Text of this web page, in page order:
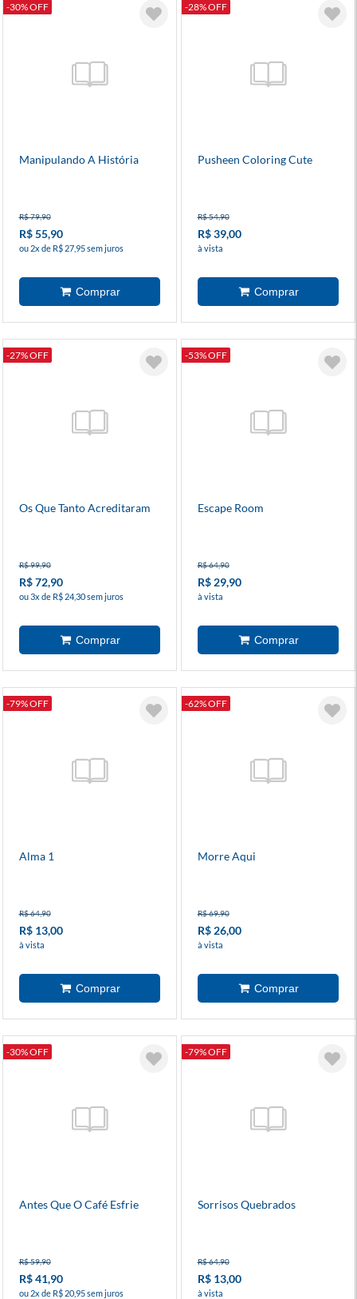
-30% OFF
Manipulando A História
R$ 79,90
R$ 55,90
ou 2x de R$ 27,95 sem juros
-28% OFF
Pusheen Coloring Cute
R$ 54,90
R$ 39,00
à vista
-27% OFF
Os Que Tanto Acreditaram
R$ 99,90
R$ 72,90
ou 3x de R$ 24,30 sem juros
-53% OFF
Escape Room
R$ 64,90
R$ 29,90
à vista
-79% OFF
Alma 1
R$ 64,90
R$ 13,00
à vista
-62% OFF
Morre Aqui
R$ 69,90
R$ 26,00
à vista
-30% OFF
Antes Que O Café Esfrie
R$ 59,90
R$ 41,90
ou 2x de R$ 20,95 sem juros
-79% OFF
Sorrisos Quebrados
R$ 64,90
R$ 13,00
à vista